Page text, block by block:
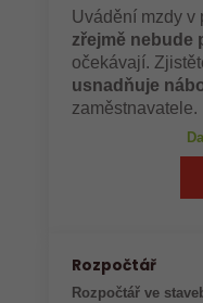
Uvádění mzdy v
zřejmě nebude
očekávají.
usnadňuje
zaměstnavatele.
Rozpočtář
Rozpočtář ve